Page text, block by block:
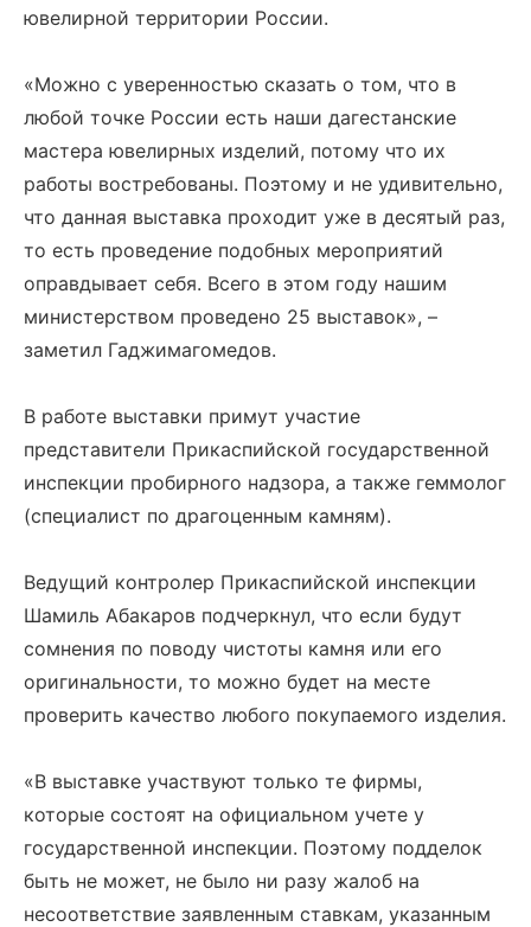
ювелирной территории России.
«Можно с уверенностью сказать о том, что в
любой точке России есть наши дагестанские
мастера ювелирных изделий, потому что их
работы востребованы. Поэтому и не удивительно,
что данная выставка проходит уже в десятый раз,
то есть проведение подобных мероприятий
оправдывает себя. Всего в этом году нашим
министерством проведено 25 выставок», –
заметил Гаджимагомедов.
В работе выставки примут участие
представители Прикаспийской государственной
инспекции пробирного надзора, а также геммолог
(специалист по драгоценным камням).
Ведущий контролер Прикаспийской инспекции
Шамиль Абакаров подчеркнул, что если будут
сомнения по поводу чистоты камня или его
оригинальности, то можно будет на месте
проверить качество любого покупаемого изделия.
«В выставке участвуют только те фирмы,
которые состоят на официальном учете у
государственной инспекции. Поэтому подделок
быть не может, не было ни разу жалоб на
несоответствие заявленным ставкам, указанным